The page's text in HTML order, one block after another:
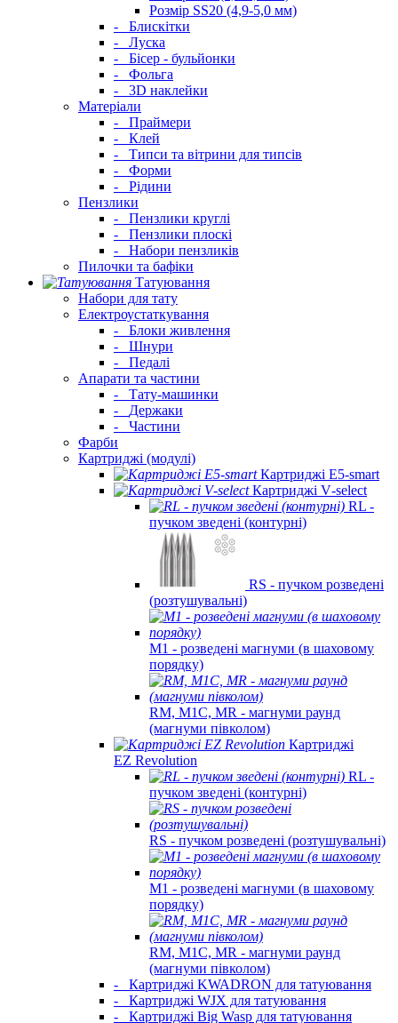
Розмір SS20 (4,9-5,0 мм)
-
Блискітки
-
Луска
-
Бісер - бульйонки
-
Фольга
-
3D наклейки
Матеріали
-
Праймери
-
Клей
-
Типси та вітрини для типсів
-
Форми
-
Рідини
Пензлики
-
Пензлики круглі
-
Пензлики плоскі
-
Набори пензликів
Пилочки та бафіки
Татуювання
Набори для тату
Електроустаткування
-
Блоки живлення
-
Шнури
-
Педалі
Апарати та частини
-
Тату-машинки
-
Держаки
-
Частини
Фарби
Картриджі (модулі)
Картриджі E5‑smart
Картриджі V‑select
RL -
пучком зведені (контурні)
RS - пучком розведені
(розтушувальні)
M1 - розведені магнуми (в шаховому
порядку)
RM, M1C, MR - магнуми раунд
(магнуми півколом)
Картриджі
EZ Revolution
RL -
пучком зведені (контурні)
RS - пучком розведені (розтушувальні)
M1 - розведені магнуми (в шаховому
порядку)
RM, M1C, MR - магнуми раунд
(магнуми півколом)
-
Картриджі KWADRON для татуювання
-
Картриджі WJX для татуювання
-
Картриджі Big Wasp для татуювання